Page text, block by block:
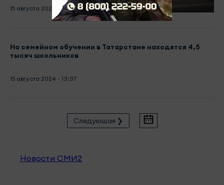
15 августа 2024 - 14:16
На семейном обучении в Татарстане находятся 4,5
тысяч школьников
15 августа 2024 - 13:37
Следующая ❯
Новости СМИ2